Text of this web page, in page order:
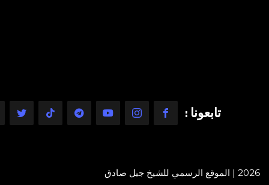
تابعونا :
2026 | الموقع الرسمي للشيخ جيل صادق